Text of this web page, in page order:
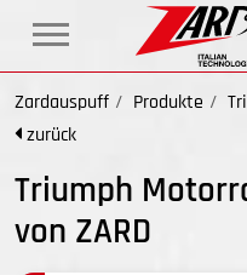
Zardauspuff Produkte
zurück
Triumph
von ZARD